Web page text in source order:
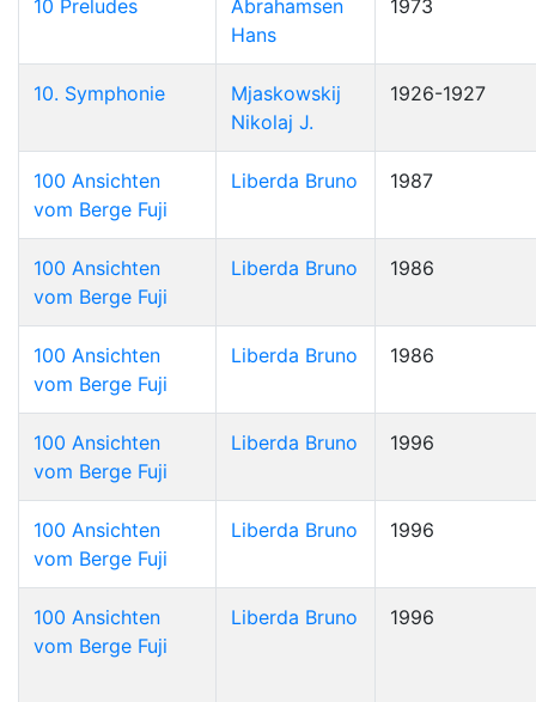
10 Preludes
Abrahamsen
Hans
1973
10. Symphonie
Mjaskowskij
Nikolaj J.
1926-1927
100 Ansichten
vom Berge Fuji
Liberda Bruno 1987
100 Ansichten
vom Berge Fuji
Liberda Bruno 1986
100 Ansichten
vom Berge Fuji
Liberda Bruno 1986
100 Ansichten
vom Berge Fuji
Liberda Bruno 1996
100 Ansichten
vom Berge Fuji
Liberda Bruno 1996
100 Ansichten
vom Berge Fuji
Liberda Bruno 1996